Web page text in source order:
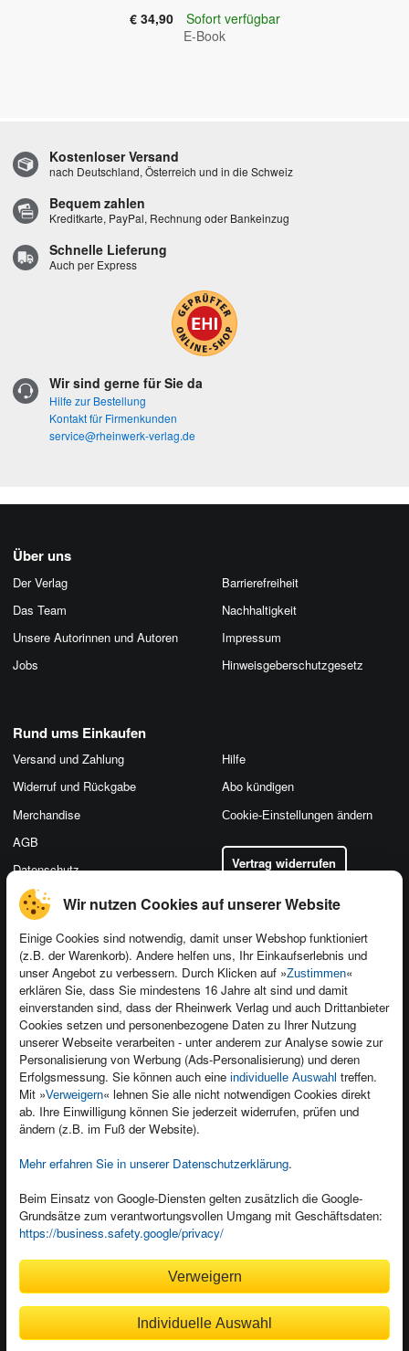
Wir nutzen Cookies auf unserer Website
Einige Cookies sind notwendig, damit unser Webshop funktioniert
(z.B. der Warenkorb). Andere helfen uns, Ihr Einkaufserlebnis und
unser Angebot zu verbessern. Durch Klicken auf »Zustimmen«
erklären Sie, dass Sie mindestens 16 Jahre alt sind und damit
einverstanden sind, dass der Rheinwerk Verlag und auch Drittanbieter
Cookies setzen und personenbezogene Daten zu Ihrer Nutzung
unserer Webseite verarbeiten - unter anderem zur Analyse sowie zur
Personalisierung von Werbung (Ads-Personalisierung) und deren
Erfolgsmessung. Sie können auch eine individuelle Auswahl treffen.
Mit »Verweigern« lehnen Sie alle nicht notwendigen Cookies direkt
ab. Ihre Einwilligung können Sie jederzeit widerrufen, prüfen und
ändern (z.B. im Fuß der Website).
Mehr erfahren Sie in unserer Datenschutzerklärung.
Beim Einsatz von Google-Diensten gelten zusätzlich die Google-
Grundsätze zum verantwortungsvollen Umgang mit Geschäftsdaten:
https://business.safety.google/privacy/
Verweigern
Individuelle Auswahl
€ 34,90
Sofort verfügbar
E-Book
Kostenloser Versand
nach Deutschland, Österreich und in die Schweiz
Bequem zahlen
Kreditkarte, PayPal, Rechnung oder Bankeinzug
Schnelle Lieferung
Auch per Express
Wir sind gerne für Sie da
Hilfe zur Bestellung
Kontakt für Firmenkunden
service@rheinwerk-verlag.de
Über uns
Der Verlag
Das Team
Unsere Autorinnen und Autoren
Jobs
Barrierefreiheit
Nachhaltigkeit
Impressum
Hinweis­geber­schutz­gesetz
Kontakt
Newsletter
Für Unternehmen
Presseservice
Dozentenservice
Produktfeedback
Foreign Rights
Ein Buch schreiben
Rund ums Einkaufen
Versand und Zahlung
Widerruf und Rückgabe
Merchandise
AGB
Datenschutz
Hilfe
Abo kündigen
Cookie-Einstellungen ändern
Vertrag widerrufen
Kundenservice
Wir sind gerne für Sie da!
service@rheinwerk-verlag.de